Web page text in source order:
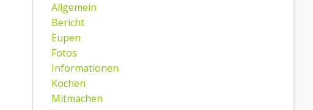
Allgemein
Bericht
Eupen
Fotos
Informationen
Kochen
Mitmachen